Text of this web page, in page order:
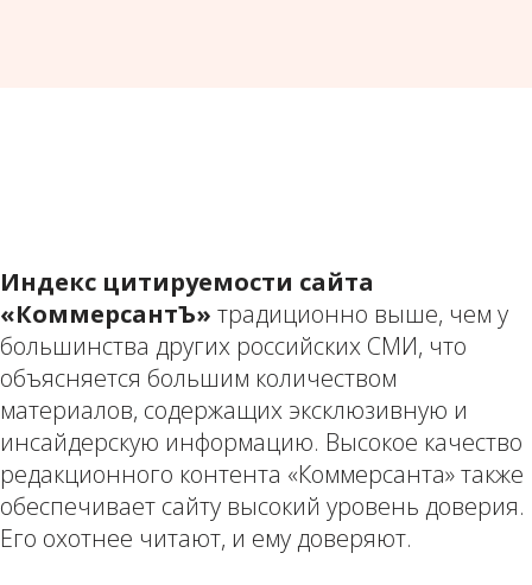
Индекс цитируемости сайта
«КоммерсантЪ» традиционно выше, чем у
большинства других российских СМИ, что
объясняется большим количеством
материалов, содержащих эксклюзивную и
инсайдерскую информацию. Высокое качество
редакционного контента «Коммерсанта» также
обеспечивает сайту высокий уровень доверия.
Его охотнее читают, и ему доверяют.